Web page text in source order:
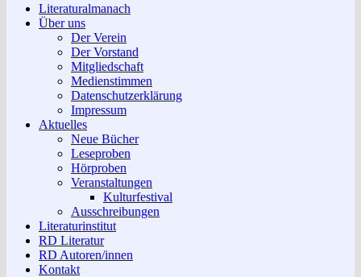
Literaturalmanach
Über uns
Der Verein
Der Vorstand
Mitgliedschaft
Medienstimmen
Datenschutzerklärung
Impressum
Aktuelles
Neue Bücher
Leseproben
Hörproben
Veranstaltungen
Kulturfestival
Ausschreibungen
Literaturinstitut
RD Literatur
RD Autoren/innen
Kontakt